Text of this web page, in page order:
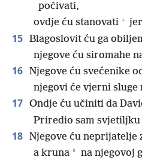
počivati,
ovdje ću stanovati +
15 Blagoslovit ću ga
njegove ću siromahe
16 Njegove ću svećenike
njegovi će vjerni
17 Ondje ću učiniti da
Priredio sam svjetiljku
18 Njegove ću neprijatelje
a kruna * na njegovoj